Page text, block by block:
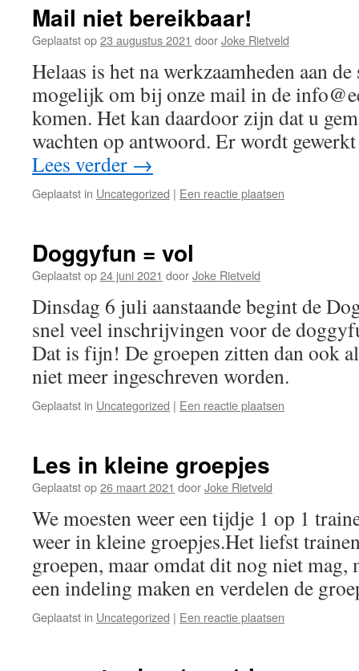
Mail niet bereikbaar!
Geplaatst op23 augustus 2021 doorJoke Rietveld
Helaas is het na werkzaamheden aan
mogelijk om bij onze mail in de
komen. Het kan daardoor zijn dat u
wachten op antwoord. Er wordt
Lees verder →
Geplaatst in Uncategorized | Een reactie plaatsen
Doggyfun = vol
Geplaatst op24 juni 2021 doorJoke Rietveld
Dinsdag 6 juli aanstaande begint de
snel veel inschrijvingen voor de
Dat is fijn! De groepen zitten dan ook
niet meer ingeschreven worden.
Geplaatst in Uncategorized | Een reactie plaatsen
Les in kleine groepjes
Geplaatst op26 maart 2021 doorJoke Rietveld
We moesten weer een tijdje 1 op 1
weer in kleine groepjes.Het liefst
groepen, maar omdat dit nog niet mag,
een indeling maken en verdelen de
Geplaatst in Uncategorized | Een reactie plaatsen